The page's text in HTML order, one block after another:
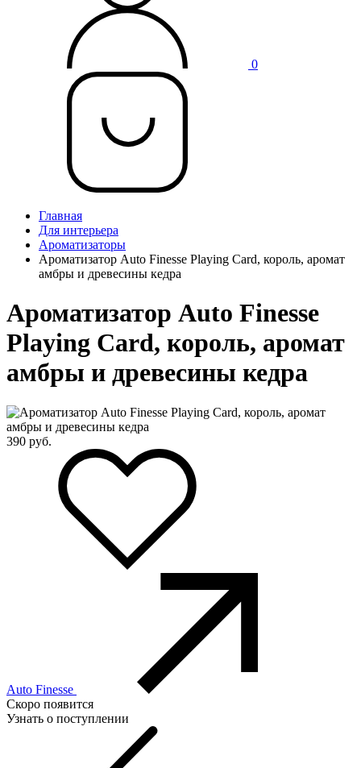
0
Главная
Для интерьера
Ароматизаторы
Ароматизатор Auto Finesse Playing Card, король, аромат
амбры и древесины кедра
Ароматизатор Auto Finesse
Playing Card, король, аромат
амбры и древесины кедра
390 руб.
Auto Finesse
Скоро появится
Узнать о поступлении